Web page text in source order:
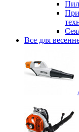
Все для